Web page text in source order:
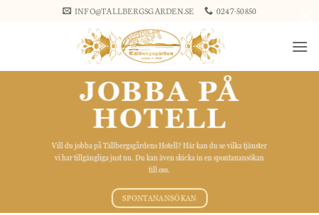
INFO@TALLBERGSGARDEN.SE 0247-50850
JOBBA PÅ
HOTELL
Vill du jobba på Tällbergsgårdens Hotell? Här kan du se vilka tjänster
vi har tillgängliga just nu. Du kan även skicka in en spontanansökan
till oss.
SPONTANANSÖKAN